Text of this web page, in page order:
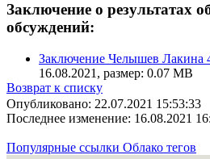
Заключение о результатах
обсуждений:
Заключение Челышев Лакина
16.08.2021, размер: 0.07 MB
Возврат к списку
Опубликовано: 22.07.2021 15:53:33
Последнее изменение: 16.08.2021
Популярные ссылки Облако тегов